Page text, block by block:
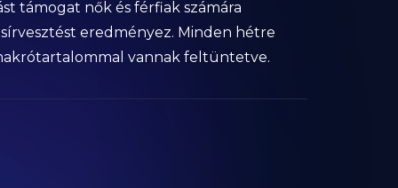
támogat nők és férfiak számára
eredményez. Minden hétre
vannak feltüntetve.